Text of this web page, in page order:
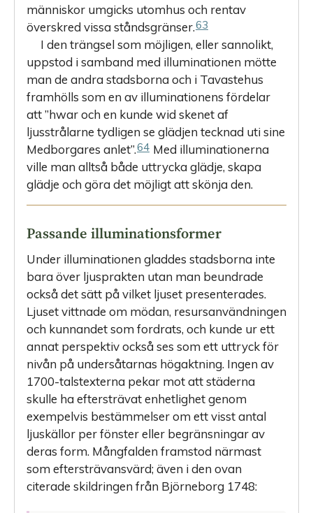
människor umgicks utomhus och rentav
överskred vissa ståndsgränser.63
I den trängsel som möjligen, eller sannolikt,
uppstod i samband med illuminationen mötte
man de andra stadsborna och i Tavastehus
framhölls som en av illuminationens fördelar
att ”hwar och en kunde wid skenet af
ljusstrålarne tydligen se glädjen tecknad uti sine
Medborgares anlet”.64 Med illuminationerna
ville man alltså både uttrycka glädje, skapa
glädje och göra det möjligt att skönja den.
Passande illuminationsformer
Under illuminationen gladdes stadsborna inte
bara över ljusprakten utan man beundrade
också det sätt på vilket ljuset presenterades.
Ljuset vittnade om mödan, resursanvändningen
och kunnandet som ­fordrats, och kunde ur ett
annat perspektiv också ses som ett uttryck för
nivån på undersåtarnas högaktning. Ingen av
1700-talstexterna pekar mot att städerna
skulle ha eftersträvat enhetlighet genom
exempelvis bestämmelser om ett visst antal
ljuskällor per fönster eller begränsningar av
deras form. Mångfalden framstod närmast
som eftersträvansvärd; även i den ovan
citerade skildringen från Björneborg 1748: